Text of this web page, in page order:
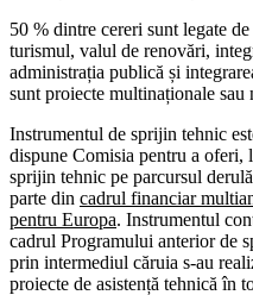
50 % dintre cereri sunt legate
turismul, valul de renovări,
administrația publică și
sunt proiecte multinaționale sau
Instrumentul de sprijin tehnic
dispune Comisia pentru a oferi,
sprijin tehnic pe parcursul
parte din cadrul financiar
pentru Europa. Instrumentul
cadrul Programului anterior de
prin intermediul căruia s-au
proiecte de asistență tehnică în